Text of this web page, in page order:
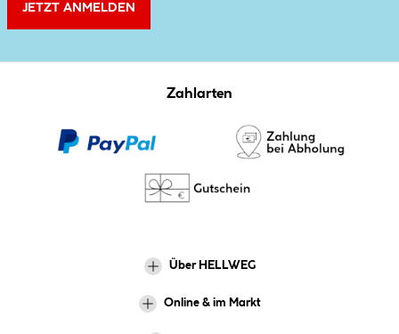
JETZT ANMELDEN
Zahlarten
Über HELLWEG
Online & im Markt